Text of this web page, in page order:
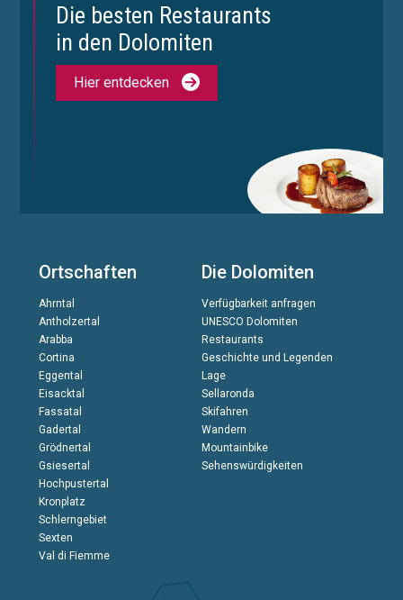
Die besten Restaurants
in den Dolomiten
Hier entdecken
Ortschaften
Ahrntal
Antholzertal
Arabba
Cortina
Eggental
Eisacktal
Fassatal
Gadertal
Grödnertal
Gsiesertal
Hochpustertal
Kronplatz
Schlerngebiet
Sexten
Val di Fiemme
Die Dolomiten
Verfügbarkeit anfragen
UNESCO Dolomiten
Restaurants
Geschichte und Legenden
Lage
Sellaronda
Skifahren
Wandern
Mountainbike
Sehenswürdigkeiten